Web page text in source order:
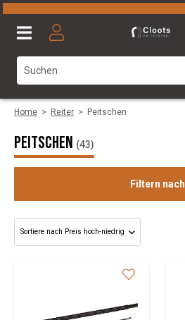
Home > Reiter > Peitschen
Peitschen (43)
Filtern nach
Kategorie